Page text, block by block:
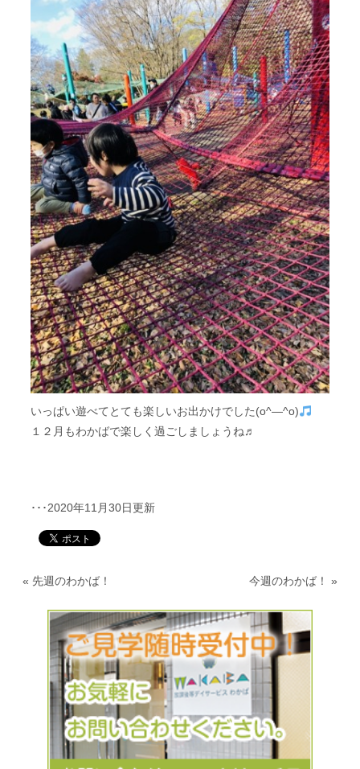
いっぱい遊べてとても楽しいお出かけでした(o^―^o)
１２月もわかばで楽しく過ごしましょうね♬
･･･2020年11月30日更新
« 先週のわかば！ 今週のわかば！ »